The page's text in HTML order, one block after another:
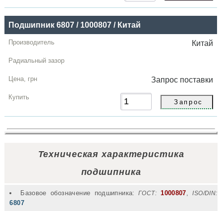
Подшипник 6807 / 1000807 / Китай
Китай
Запрос поставки
Техническая характеристика
подшипника
Базовое обозначение подшипника: ГОСТ: 1000807 ,ISO/DIN:
6807